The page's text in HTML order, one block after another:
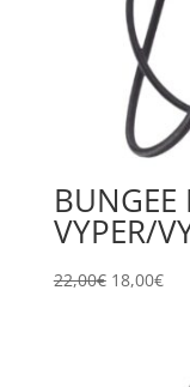
VYPER/
22,00€ Il18,00€Il